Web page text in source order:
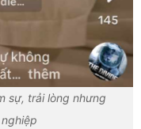
sự, trải lòng nhưng